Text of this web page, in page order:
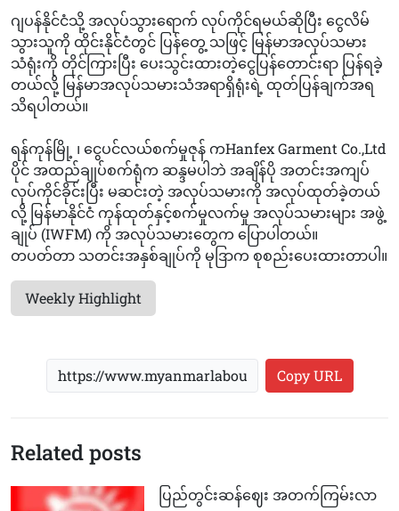
ဂျပန်နိုင်ငံသို့ အလုပ်သွားရောက် လုပ်ကိုင်ရမယ်ဆိုပြီး ငွေလိမ်
သွားသူကို ထိုင်းနိုင်ငံတွင် ပြန်တွေ့ သဖြင့် မြန်မာအလုပ်သမား
သံရုံးကို တိုင်ကြားပြီး ပေးသွင်းထားတဲ့ငွေပြန်တောင်းရာ ပြန်ရခဲ့
တယ်လို့ မြန်မာအလုပ်သမားသံအရာရှိရုံးရဲ့ ထုတ်ပြန်ချက်အရ
သိရပါတယ်။
ရန်ကုန်မြို့ ၊‌ ငွေပင်လယ်စက်မှုဇုန် ကHanfex Garment Co.,Ltd
ပိုင် အထည်ချုပ်စက်ရုံက ဆန္ဒမပါဘဲ အချိန်ပို အတင်းအကျပ်
လုပ်ကိုင်ခိုင်းပြီး မဆင်းတဲ့ အလုပ်သမားကို အလုပ်ထုတ်ခဲ့တယ်
လို့ မြန်မာနိုင်ငံ ကုန်ထုတ်နှင့်စက်မှုလက်မှု အလုပ်သမားများ အဖွဲ့
ချုပ် (IWFM) ကို အလုပ်သမားတွေက ပြောပါတယ်။
တပတ်တာ သတင်းအနှစ်ချုပ်ကို မုဒြာက စုစည်းပေးထားတာပါ။
Weekly Highlight
Copy URL
Related posts
ပြည်တွင်းဆန်ဈေး အတက်ကြမ်းလာ